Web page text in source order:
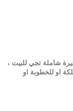
شاملة تجي للبيت ،
او للخطوبة او